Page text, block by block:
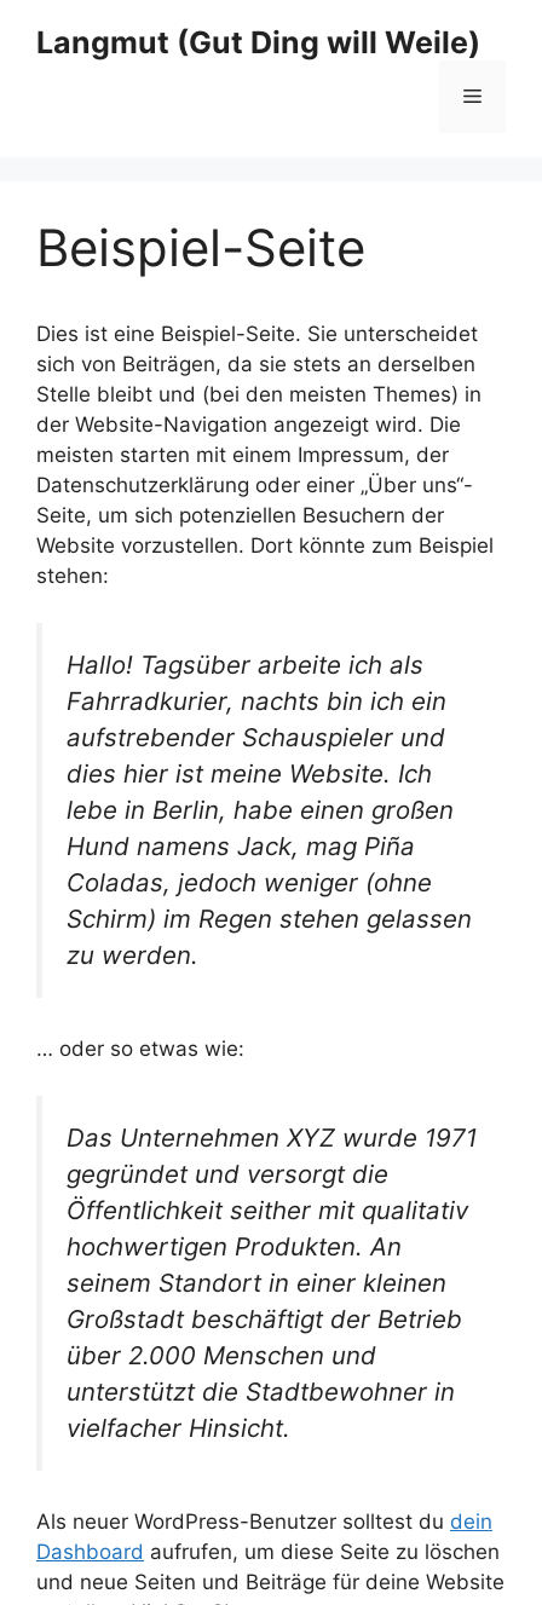
InhaltLangmut (Gut Ding will Weile)
Menü
Beispiel-Seite
Dies ist eine Beispiel-Seite. Sie unterscheidet
sich von Beiträgen, da sie stets an derselben
Stelle bleibt und (bei den meisten Themes) in
der Website-Navigation angezeigt wird. Die
meisten starten mit einem Impressum, der
Datenschutzerklärung oder einer „Über uns“-
Seite, um sich potenziellen Besuchern der
Website vorzustellen. Dort könnte zum Beispiel
stehen:
Hallo! Tagsüber arbeite ich als
Fahrradkurier, nachts bin ich ein
aufstrebender Schauspieler und
dies hier ist meine Website. Ich
lebe in Berlin, habe einen großen
Hund namens Jack, mag Piña
Coladas, jedoch weniger (ohne
Schirm) im Regen stehen gelassen
zu werden.
… oder so etwas wie:
Das Unternehmen XYZ wurde 1971
gegründet und versorgt die
Öffentlichkeit seither mit qualitativ
hochwertigen Produkten. An
seinem Standort in einer kleinen
Großstadt beschäftigt der Betrieb
über 2.000 Menschen und
unterstützt die Stadtbewohner in
vielfacher Hinsicht.
Als neuer WordPress-Benutzer solltest du dein
Dashboard aufrufen, um diese Seite zu löschen
und neue Seiten und Beiträge für deine Website